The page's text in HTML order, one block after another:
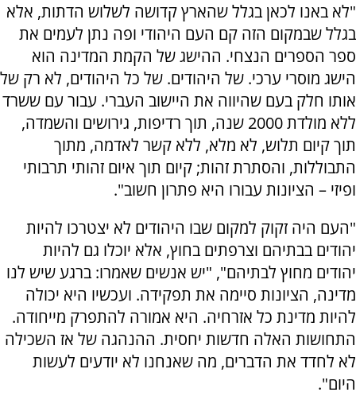
"לא באנו לכאן בגלל שהארץ קדושה לשלוש הדתות, אלא
בגלל שבמקום הזה קם העם היהודי ופה נתן לעמים את
ספר הספרים הנצחי. ההישג של הקמת המדינה הוא
הישג מוסרי ערכי. של היהודים. של כל היהודים, לא רק של
אותו חלק בעם שהיווה את היישוב העברי. עבור עם ששרד
ללא מולדת 2000 שנה, תוך רדיפות, גירושים והשמדה,
תוך קיום תלוש, לא מלא, ללא קשר לאדמה, מתוך
התבוללות, והסתרת זהות; קיום תוך איום זהותי תרבותי
ופיזי – הציונות עבורו היא פתרון חשוב".
"העם היה זקוק למקום שבו היהודים לא יצטרכו להיות
יהודים בבתיהם וצרפתים בחוץ, אלא יוכלו גם להיות
יהודים מחוץ לבתיהם", "יש אנשים שאמרו: ברגע שיש לנו
מדינה, הציונות סיימה את תפקידה. ועכשיו היא יכולה
להיות מדינת כל אזרחיה. היא אמורה להתפרק מייחודה.
התחושות האלה חדשות יחסית. ההנהגה של אז השכילה
לא לחדד את הדברים, מה שאנחנו לא יודעים לעשות
היום".